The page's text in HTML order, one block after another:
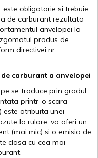
este obligatorie si trebuie
de carburant rezultata
anvelopei la
produs de
directivei nr.
de carburant a anvelopei
se traduce prin gradul
printr-o scara
este atribuita unei
la rulare, va oferi un
(mai mic) si o emisia de
clasa cu cea mai